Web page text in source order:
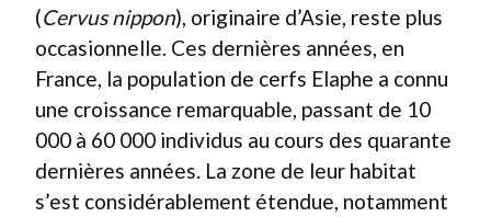
(Cervus nippon), originaire d’Asie, reste plus
occasionnelle. Ces dernières années, en
France, la population de cerfs Elaphe a connu
une croissance remarquable, passant de 10
000 à 60 000 individus au cours des quarante
dernières années. La zone de leur habitat
s’est considérablement étendue, notamment